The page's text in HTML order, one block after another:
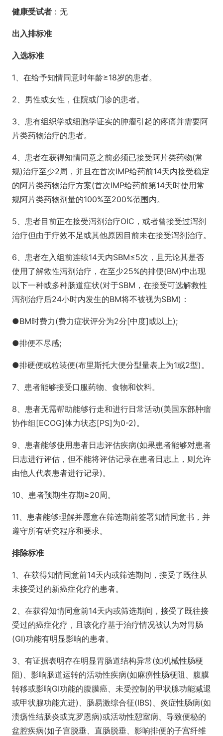
健康受试者 ：无
出入排标准
入选标准
1、在给予知情同意时年龄≥18岁的患者。
2、男性或女性，住院或门诊的患者。
3、患有组织学或细胞学证实的肿瘤引起的疼痛并需要阿
片类药物治疗的患者。
4、患者在获得知情同意之前必须已接受阿片类药物(常
规)治疗至少2周，并且在首次IMP给药前14天内接受稳定
的阿片类药物治疗方案(首次IMP给药前第14天时使用常
规阿片类药物剂量的100%至200%范围内。
5、患者目前正在接受泻剂治疗OIC，或者曾接受过泻剂
治疗但由于疗效不足或其他原因目前未在接受泻剂治疗。
6、患者在入组前连续14天内SBM≤5次，且无论其是否
使用了解救性泻剂治疗，在至少25%的排便(BM)中出现
以下一种或多种肠道症状(对于SBM，在接受可选解救性
泻剂治疗后24小时内发生的BM将不被视为SBM)：
●BM时费力(费力症状评分为2分[中度]或以上);
●排便不尽感;
●排硬便或粒装便(布里斯托大便分型量表上为1或2型)。
7、患者能够接受口服药物、食物和饮料。
8、患者无需帮助能够行走和进行日常活动(美国东部肿瘤
协作组[ECOG]体力状态[PS]为0-2)。
9、患者能够使用患者日志评估疾病(如果患者能够对患者
日志进行评估，但不能将评估记录在患者日志上，则允许
由他人代表患者进行记录)。
10、患者预期生存期≥20周。
11、患者能够理解并愿意在筛选期前签署知情同意书，并
遵守所有研究程序和要求。
排除标准
1、在获得知情同意前14天内或筛选期间，接受了既往从
未接受过的新癌症化疗的患者。
2、在获得知情同意前14天内或筛选期间，接受了既往接
受过的癌症化疗，且该化疗基于治疗情况被认为对胃肠
(GI)功能有明显影响的患者。
3、有证据表明存在明显胃肠道结构异常(如机械性肠梗
阻)、影响肠道运转的活动性疾病(如麻痹性肠梗阻、腹膜
转移或影响GI功能的腹膜癌、未受控制的甲状腺功能减退
或甲状腺功能亢进)、肠易激综合征(IBS)、炎症性肠病(如
溃疡性结肠炎或克罗恩病)或活动性憩室病、导致便秘的
盆腔疾病(如子宫脱垂、直肠脱垂、影响排便的子宫纤维